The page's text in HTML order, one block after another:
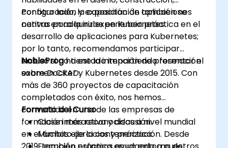
configuración y exposición de aplicaciones
nativas para la nube en Kubernetes.
Por otro lado, la capacitación también se
centra en adquirir experiencia práctica en el
desarrollo de aplicaciones para Kubernetes;
por lo tanto, recomendamos participar
incluso si no tiene la intención de presentar el
examen CKAD.
NobleProgha estado impartiendo formación
sobre Docker y Kubernetes desde 2015. Con
más de 360 proyectos de capacitación
completados con éxito, nos hemos
convertido en una de las empresas de
formación más reconocidas a nivel mundial
en el ámbito de la contenerización. Desde
Formato del Curso
Clase interactiva y discusión.
Muchos ejercicios y práctica.